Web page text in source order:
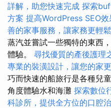
詳解，助您快速完成 探索
方案 提高WordPress SEO效
善的家事服務，讓家務更輕鬆
蒸汽並嘗試一些獨特的東西
體驗。 尋找優質的產後護理
專業的裝潢設計，讓您的家
巧而快速的船旅行是各種兒
角度體驗水和海灘 探索數位
科診所，提供全方位的口腔